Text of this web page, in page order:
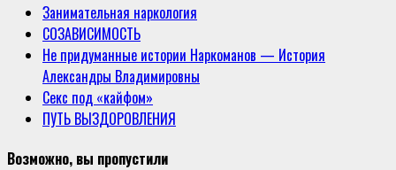
Занимательная наркология
СОЗАВИСИМОСТЬ
Не придуманные истории Наркоманов — История
Александры Владимировны
Секс под «кайфом»
ПУТЬ ВЫЗДОРОВЛЕНИЯ
Возможно, вы пропустили